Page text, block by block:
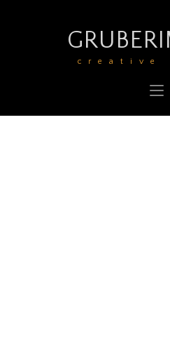
creative
Bitte zögern Sie nicht weiter zu